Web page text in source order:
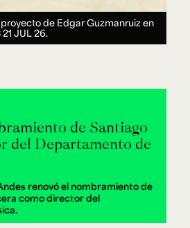
de Edgar Guzmanruiz en
21 JUL 26.
de Santiago
del Departamento de
renovó el nombramiento de
como director del